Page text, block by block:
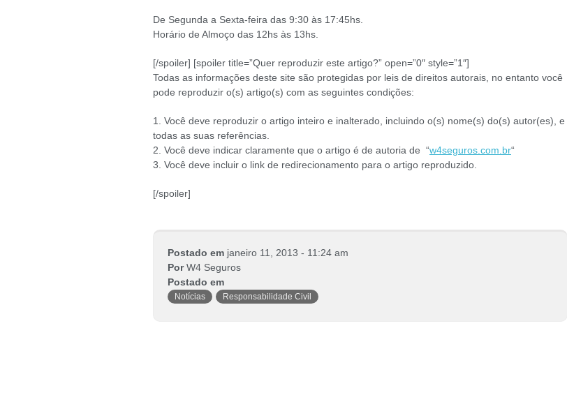
De Segunda a Sexta-feira das 9:30 às 17:45hs.
Horário de Almoço das 12hs às 13hs.
[/spoiler] [spoiler title=”Quer reproduzir este artigo?” open=”0″ style=”1″]
Todas as informações deste site são protegidas por leis de direitos autorais, no entanto você
pode reproduzir o(s) artigo(s) com as seguintes condições:
1. Você deve reproduzir o artigo inteiro e inalterado, incluindo o(s) nome(s) do(s) autor(es), e
todas as suas referências.
2. Você deve indicar claramente que o artigo é de autoria de “w4seguros.com.br“
3. Você deve incluir o link de redirecionamento para o artigo reproduzido.
[/spoiler]
Postado em janeiro 11, 2013 - 11:24 am
PorW4 Seguros
Postado em
Notícias Responsabilidade Civil